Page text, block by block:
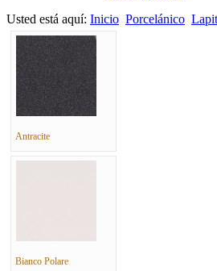
Usted está aquí: Inicio Porcelánico
Antracite
Bianco Polare